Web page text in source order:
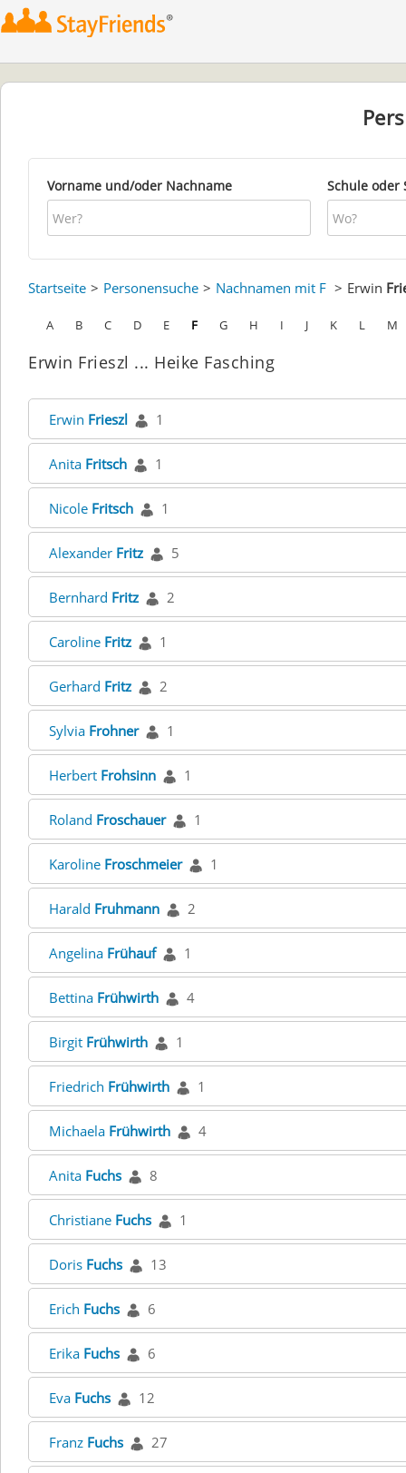
Vorname und/oder Nachname Schule oder
Startseite Personensuche Nachnamen mit F Erwin
A B C D E F G H I J K L M
Erwin Frieszl ... Heike Fasching
Erwin Frieszl 1
Anita Fritsch 1
Nicole Fritsch 1
Alexander Fritz 5
Bernhard Fritz 2
Caroline Fritz 1
Gerhard Fritz 2
Sylvia Frohner 1
Herbert Frohsinn 1
Roland Froschauer 1
Karoline Froschmeier 1
Harald Fruhmann 2
Angelina Frühauf 1
Bettina Frühwirth 4
Birgit Frühwirth 1
Friedrich Frühwirth 1
Michaela Frühwirth 4
Anita Fuchs 8
Christiane Fuchs 1
Doris Fuchs 13
Erich Fuchs 6
Erika Fuchs 6
Eva Fuchs 12
Franz Fuchs 27